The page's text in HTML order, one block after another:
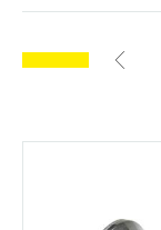
Etiketten